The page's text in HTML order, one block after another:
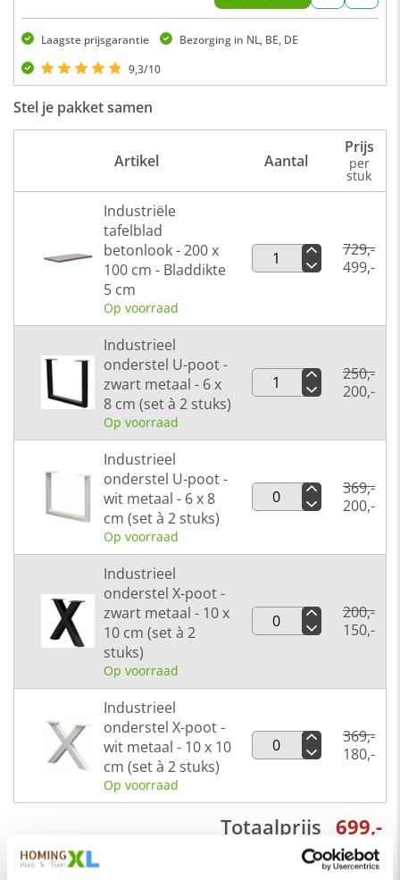
Laagste prijsgarantie
Bezorging in NL, BE, DE
9,3/10
Stel je pakket samen
Artikel Aantal
Prijs
per
stuk
Industriële
tafelblad
betonlook - 200 x
100 cm - Bladdikte
5 cm
Op voorraad
729,-
499,-
Industrieel
onderstel U-poot -
zwart metaal - 6 x
8 cm (set à 2 stuks)
Op voorraad
250,-
200,-
Industrieel
onderstel U-poot -
wit metaal - 6 x 8
cm (set à 2 stuks)
Op voorraad
369,-
200,-
Industrieel
onderstel X-poot -
zwart metaal - 10 x
10 cm (set à 2
stuks)
Op voorraad
200,-
150,-
Industrieel
onderstel X-poot -
wit metaal - 10 x 10
cm (set à 2 stuks)
Op voorraad
369,-
180,-
Totaalprijs 699,-
Plaats in winkelwagen